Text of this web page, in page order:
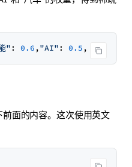
": 0.6 ,"AI": 0.5 , "汽车"
面的内容。这次使用英文